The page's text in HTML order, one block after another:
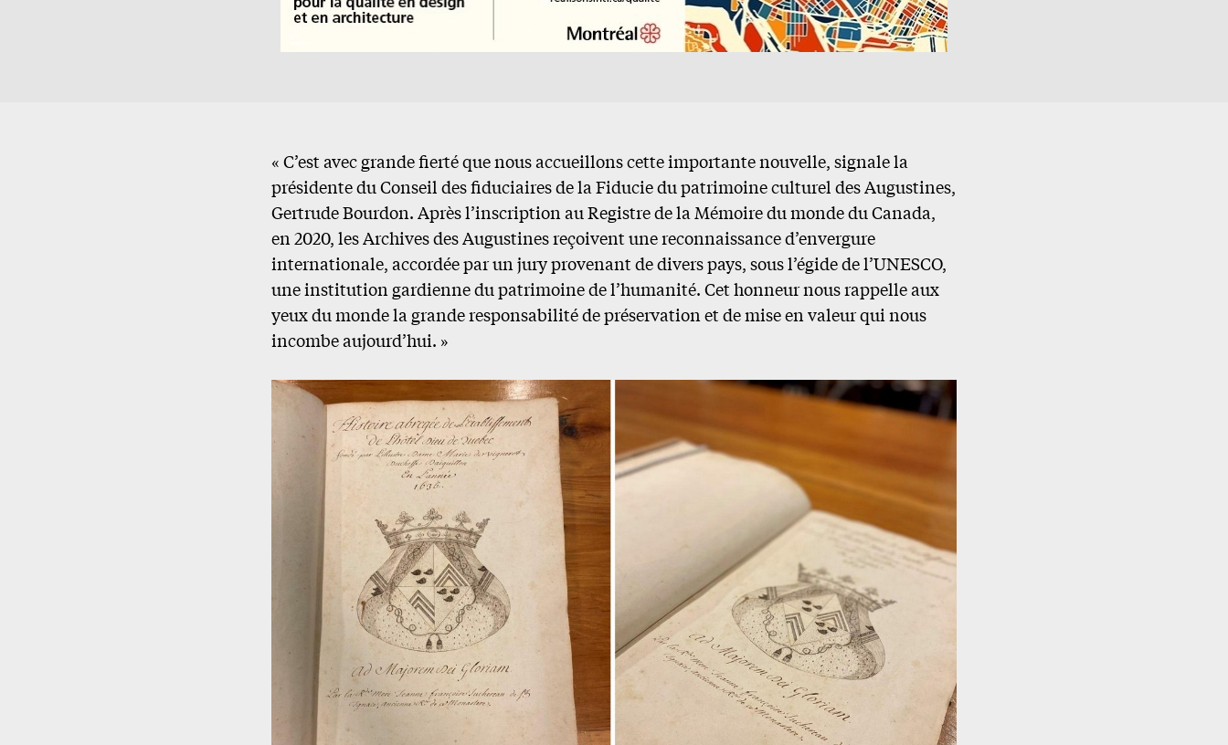
« C’est avec grande fierté que nous accueillons cette importante nouvelle, signale la
présidente du Conseil des fiduciaires de la Fiducie du patrimoine culturel des Augustines,
Gertrude Bourdon. Après l’inscription au Registre de la Mémoire du monde du Canada,
en 2020, les Archives des Augustines reçoivent une reconnaissance d’envergure
internationale, accordée par un jury provenant de divers pays, sous l’égide de l’UNESCO,
une institution gardienne du patrimoine de l’humanité. Cet honneur nous rappelle aux
yeux du monde la grande responsabilité de préservation et de mise en valeur qui nous
incombe aujourd’hui. »